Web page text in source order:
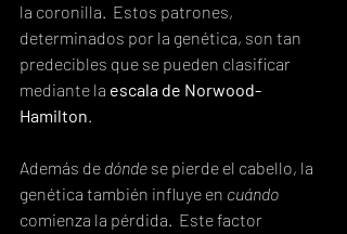
la coronilla.  Estos patrones,
determinados por la genética, son tan
predecibles que se pueden clasificar
mediante la escala de Norwood-
Hamilton.
Además de dónde se pierde el cabello, la
genética también influye en cuándo
comienza la pérdida.  Este factor